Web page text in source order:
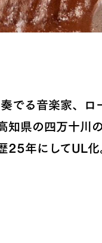
でる音楽家、ロ
知県の四万十川
25年にしてUL化